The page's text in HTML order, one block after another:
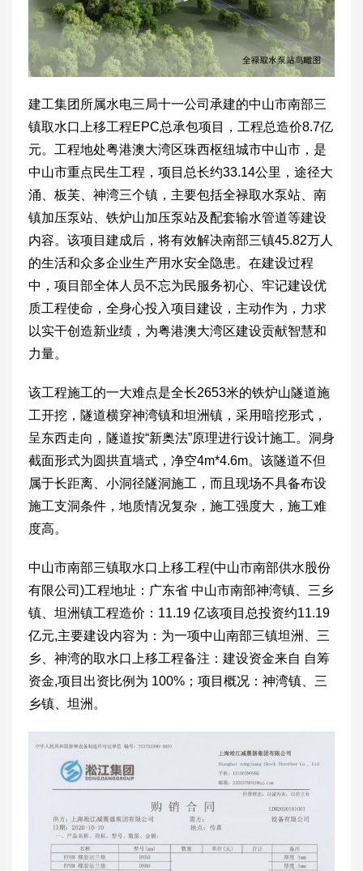
建工集团所属水电三局十一公司承建的中山市南部三
镇取水口上移工程EPC总承包项目，工程总造价8.7亿
元。工程地处粤港澳大湾区珠西枢纽城市中山市，是
中山市重点民生工程，项目总长约33.14公里，途径大
涌、板芙、神湾三个镇，主要包括全禄取水泵站、南
镇加压泵站、铁炉山加压泵站及配套输水管道等建设
内容。该项目建成后，将有效解决南部三镇45.82万人
的生活和众多企业生产用水安全隐患。在建设过程
中，项目部全体人员不忘为民服务初心、牢记建设优
质工程使命，全身心投入项目建设，主动作为，力求
以实干创造新业绩，为粤港澳大湾区建设贡献智慧和
力量。
该工程施工的一大难点是全长2653米的铁炉山隧道施
工开挖，隧道横穿神湾镇和坦洲镇，采用暗挖形式，
呈东西走向，隧道按“新奥法”原理进行设计施工。洞身
截面形式为圆拱直墙式，净空4m*4.6m。该隧道不但
属于长距离、小洞径隧洞施工，而且现场不具备布设
施工支洞条件，地质情况复杂，施工强度大，施工难
度高。
中山市南部三镇取水口上移工程(中山市南部供水股份
有限公司)工程地址：广东省 中山市南部神湾镇、三乡
镇、坦洲镇工程造价：11.19 亿该项目总投资约11.19
亿元,主要建设内容为：为一项中山南部三镇坦洲、三
乡、神湾的取水口上移工程备注：建设资金来自 自筹
资金,项目出资比例为 100%；项目概况：神湾镇、三
乡镇、坦洲。